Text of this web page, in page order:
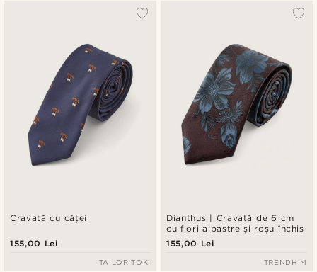
Cravată cu căței
155,00 Lei
TAILOR TOKI
Dianthus | Cravată de 6 cm
cu flori albastre și roșu închis
155,00 Lei
TRENDHIM